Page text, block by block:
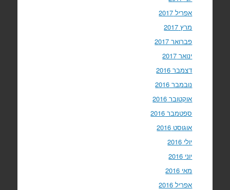
אפריל 2017
מרץ 2017
פברואר 2017
ינואר 2017
דצמבר 2016
נובמבר 2016
אוקטובר 2016
ספטמבר 2016
אוגוסט 2016
יולי 2016
יוני 2016
מאי 2016
אפריל 2016